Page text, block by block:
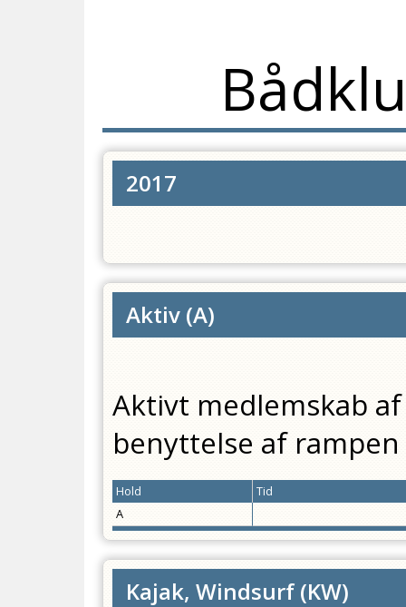
2017
Aktiv (A)
Aktivt medlemskab af
benyttelse af
Hold
Tid
A
Kajak, Windsurf(KW)